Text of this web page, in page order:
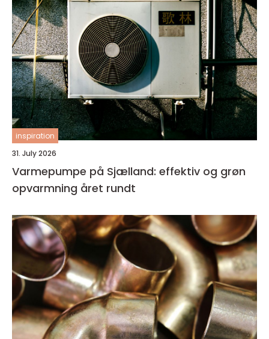
inspiration
31. July 2026
Varmepumpe på Sjælland: effektiv og grøn
opvarmning året rundt